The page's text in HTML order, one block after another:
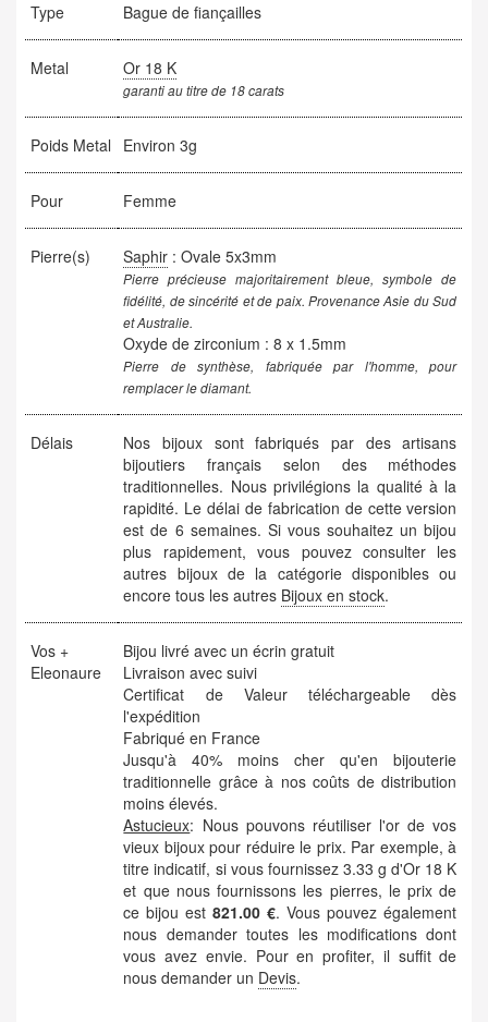
Type Bague de fiançailles
Metal Or 18 K
garanti au titre de 18 carats
Poids Metal Environ 3g
Pour Femme
Pierre(s) Saphir : Ovale 5x3mm
Pierre précieuse majoritairement bleue, symbole de
fidélité, de sincérité et de paix. Provenance Asie du Sud
et Australie.
Oxyde de zirconium : 8 x 1.5mm
Pierre de synthèse, fabriquée par l'homme, pour
remplacer le diamant.
Délais
Nos bijoux sont fabriqués par des artisans
bijoutiers français selon des méthodes
traditionnelles. Nous privilégions la qualité à la
rapidité. Le délai de fabrication de cette version
est de 6 semaines. Si vous souhaitez un bijou
plus rapidement, vous pouvez consulter les
autres bijoux de la catégorie disponibles ou
encore tous les autres Bijoux en stock.
Vos +
Eleonaure
Bijou livré avec un écrin gratuit
Livraison avec suivi
Certificat de Valeur téléchargeable dès
l'expédition
Fabriqué en France
Jusqu'à 40% moins cher qu'en bijouterie
traditionnelle grâce à nos coûts de distribution
moins élevés.
Astucieux: Nous pouvons réutiliser l'or de vos
vieux bijoux pour réduire le prix. Par exemple, à
titre indicatif, si vous fournissez 3.33 g d'Or 18 K
et que nous fournissons les pierres, le prix de
ce bijou est821.00 €. Vous pouvez également
nous demander toutes les modifications dont
vous avez envie. Pour en profiter, il suffit de
nous demander un Devis.